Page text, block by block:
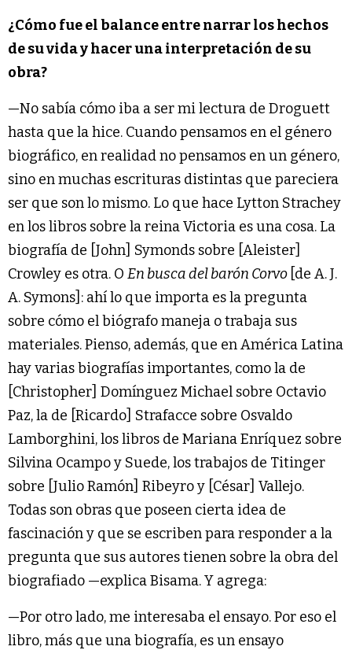
¿Cómo fue el balance entre narrar los hechos
de su vida y hacer una interpretación de su
obra?
—No sabía cómo iba a ser mi lectura de Droguett
hasta que la hice. Cuando pensamos en el género
biográfico, en realidad no pensamos en un género,
sino en muchas escrituras distintas que pareciera
ser que son lo mismo. Lo que hace Lytton Strachey
en los libros sobre la reina Victoria es una cosa. La
biografía de [John] Symonds sobre [Aleister]
Crowley es otra. O En busca del barón Corvo [de A. J.
A. Symons]: ahí lo que importa es la pregunta
sobre cómo el biógrafo maneja o trabaja sus
materiales. Pienso, además, que en América Latina
hay varias biografías importantes, como la de
[Christopher] Domínguez Michael sobre Octavio
Paz, la de [Ricardo] Strafacce sobre Osvaldo
Lamborghini, los libros de Mariana Enríquez sobre
Silvina Ocampo y Suede, los trabajos de Titinger
sobre [Julio Ramón] Ribeyro y [César] Vallejo.
Todas son obras que poseen cierta idea de
fascinación y que se escriben para responder a la
pregunta que sus autores tienen sobre la obra del
biografiado —explica Bisama. Y agrega:
—Por otro lado, me interesaba el ensayo. Por eso el
libro, más que una biografía, es un ensayo